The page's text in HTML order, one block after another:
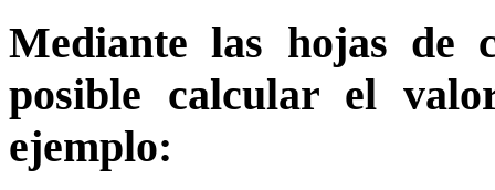
Mediante las hojas de
posible calcular el
ejemplo: